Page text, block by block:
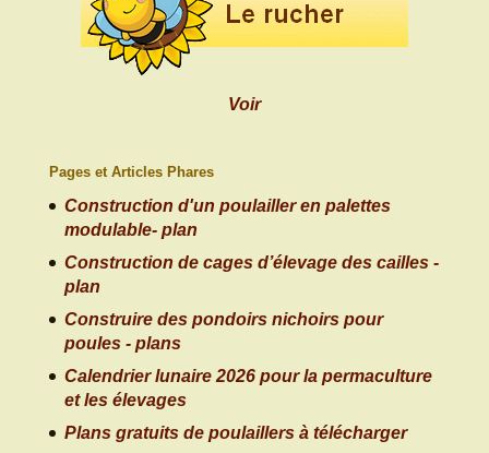
Voir
Pages et Articles Phares
Construction d'un poulailler en palettes
modulable- plan
Construction de cages d’élevage des cailles -
plan
Construire des pondoirs nichoirs pour
poules - plans
Calendrier lunaire 2026 pour la permaculture
et les élevages
Plans gratuits de poulaillers à télécharger